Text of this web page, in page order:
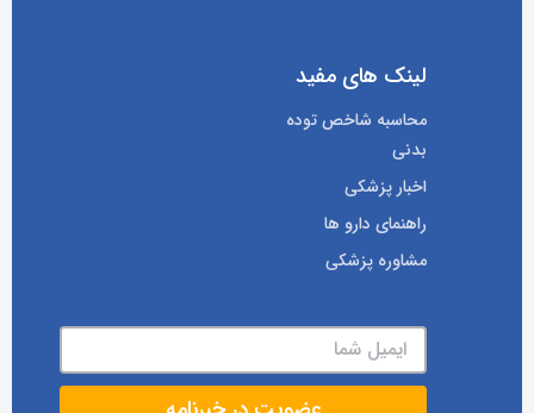
لینک های مفید
محاسبه شاخص توده
بدنی
اخبار پزشکی
راهنمای دارو ها
مشاوره پزشکی